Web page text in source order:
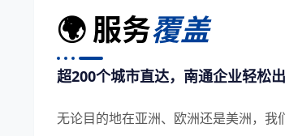
🌍 服务覆盖
超200个城市直达，南通企业轻松
无论目的地在亚洲、欧洲还是美洲，我